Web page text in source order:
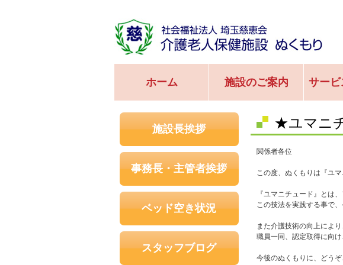
ホーム 施設のご案内 サービ
★ユマニ
関係者各位
この度、ぬくもりは『ユ
『ユマニチュード』とは
この技法を実践する事で
また介護技術の向上によ
職員一同、認定取得に向け
今後のぬくもりに、どうぞ
施設長挨拶
事務長・主管者挨拶
ベッド空き状況
スタッフブログ